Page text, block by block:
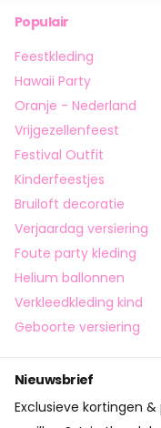
Populair
Feestkleding
Hawaii Party
Oranje - Nederland
Vrijgezellenfeest
Festival Outfit
Kinderfeestjes
Bruiloft decoratie
Verjaardag versiering
Foute party kleding
Helium ballonnen
Verkleedkleding kind
Geboorte versiering
Nieuwsbrief
Exclusieve kortingen